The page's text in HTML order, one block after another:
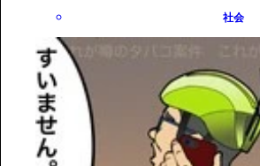
社会